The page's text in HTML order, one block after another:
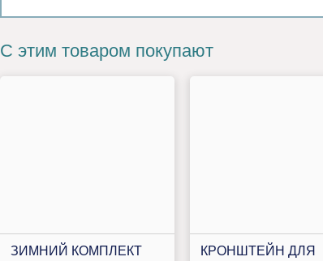
С этим товаром покупают
ЗИМНИЙ КОМПЛЕКТ
КРОНШТЕЙН ДЛЯ